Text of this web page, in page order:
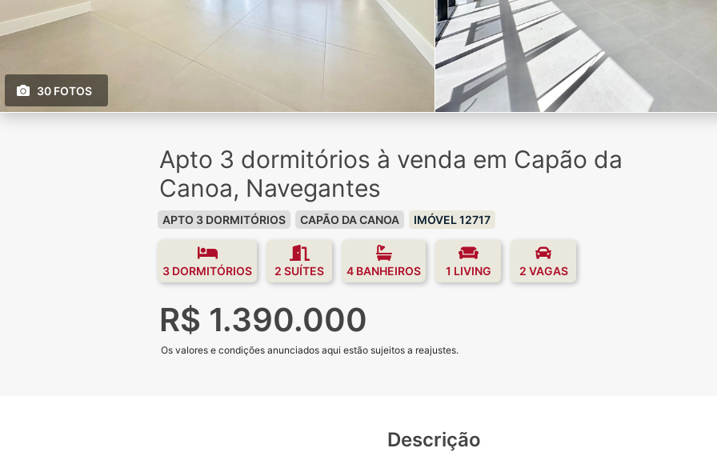
30 FOTOS
Apto 3 dormitórios à venda em Capão da
Canoa, Navegantes
APTO 3 DORMITÓRIOS CAPÃO DA CANOA IMÓVEL 12717
3 DORMITÓRIOS 2 SUÍTES 4 BANHEIROS 1 LIVING 2 VAGAS
R$ 1.390.000
Os valores e condições anunciados aqui estão sujeitos a reajustes.
Descrição